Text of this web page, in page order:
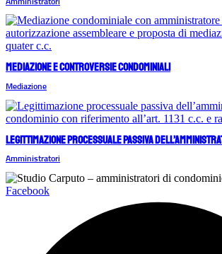
Amministratori
Mediazione e controversie condominiali
Mediazione
Legittimazione processuale passiva
Amministratori
Facebook